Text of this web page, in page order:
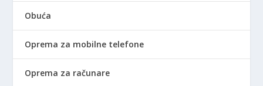
Obuća
Oprema za mobilne telefone
Oprema za računare